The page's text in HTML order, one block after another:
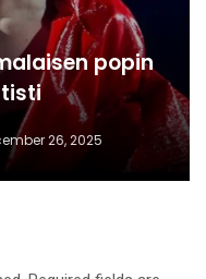
popin
26, 2025